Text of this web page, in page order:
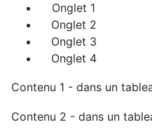
Onglet 1
Onglet 2
Onglet 3
Onglet 4
Contenu 1 - dans un
Contenu 2 - dans un